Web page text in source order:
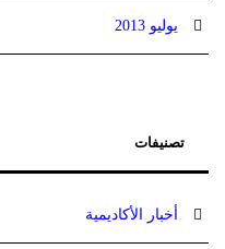
يوليو 2013
تصنيفات
أخبار الأكاديمية